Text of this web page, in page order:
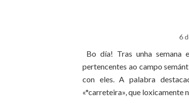
6
Bo día! Tras unha semana
pertencentes ao campo
con eles. A palabra
«*carreteira», que loxicamente